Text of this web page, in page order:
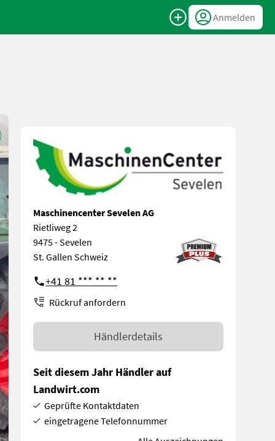
Anmelden
Maschinencenter Sevelen AG
Rietliweg 2
9475 - Sevelen
St. Gallen Schweiz
+41 81 *** ** **
Rückruf anfordern
Händlerdetails
Seit diesem Jahr Händler auf
Landwirt.com
Geprüfte Kontaktdaten
eingetragene Telefonnummer